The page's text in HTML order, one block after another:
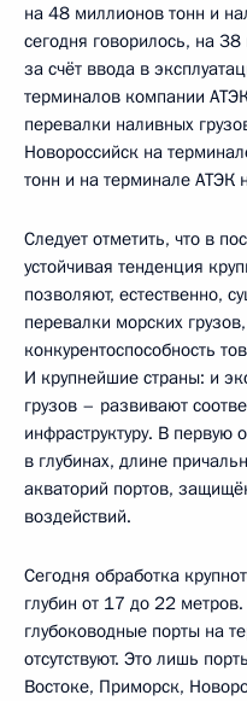
на 48 миллионов тонн и
сегодня говорилось, на
за счёт ввода в
терминалов компании
перевалки наливных
Новороссийск на
тонн и на терминале АТЭК
Следует отметить, что в
устойчивая тенденция
позволяют, естественно,
перевалки морских
конкурентоспособность
И крупнейшие страны: и
грузов – развивают
инфраструктуру. В первую
в глубинах, длине
акваторий портов,
воздействий.
Сегодня обработка
глубин от 17 до 22
глубоководные порты на
отсутствуют. Это лишь
Востоке, Приморск,